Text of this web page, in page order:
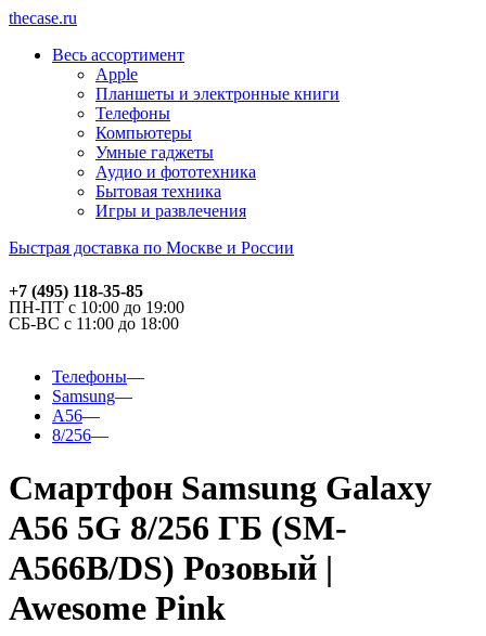
thecase.ru
Весь ассортимент
Apple
Планшеты и электронные книги
Телефоны
Компьютеры
Умные гаджеты
Аудио и фототехника
Бытовая техника
Игры и развлечения
Быстрая доставка по Москве и России
+7 (495) 118-35-85
ПН-ПТ с 10:00 до 19:00
СБ-ВС с 11:00 до 18:00
Телефоны
Samsung
A56
8/256
Смартфон Samsung Galaxy
A56 5G 8/256 ГБ (SM-
A566B/DS) Розовый |
Awesome Pink